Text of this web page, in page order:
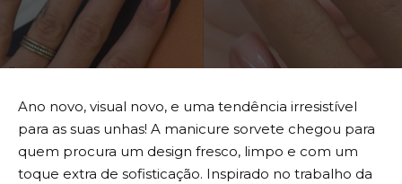
Ano novo, visual novo, e uma tendência irresistível
para as suas unhas! A manicure sorvete chegou para
quem procura um design fresco, limpo e com um
toque extra de sofisticação. Inspirado no trabalho da